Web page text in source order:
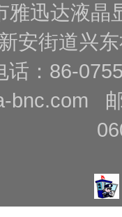
雅迅达液
安街道兴
话：86-
bnc.com